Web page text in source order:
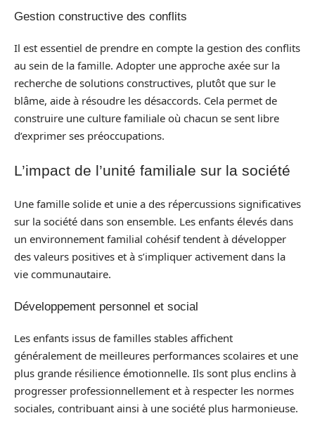
Gestion constructive des conflits
Il est essentiel de prendre en compte la gestion des conflits
au sein de la famille. Adopter une approche axée sur la
recherche de solutions constructives, plutôt que sur le
blâme, aide à résoudre les désaccords. Cela permet de
construire une culture familiale où chacun se sent libre
d’exprimer ses préoccupations.
L’impact de l’unité familiale sur la société
Une famille solide et unie a des répercussions significatives
sur la société dans son ensemble. Les enfants élevés dans
un environnement familial cohésif tendent à développer
des valeurs positives et à s’impliquer activement dans la
vie communautaire.
Développement personnel et social
Les enfants issus de familles stables affichent
généralement de meilleures performances scolaires et une
plus grande résilience émotionnelle. Ils sont plus enclins à
progresser professionnellement et à respecter les normes
sociales, contribuant ainsi à une société plus harmonieuse.